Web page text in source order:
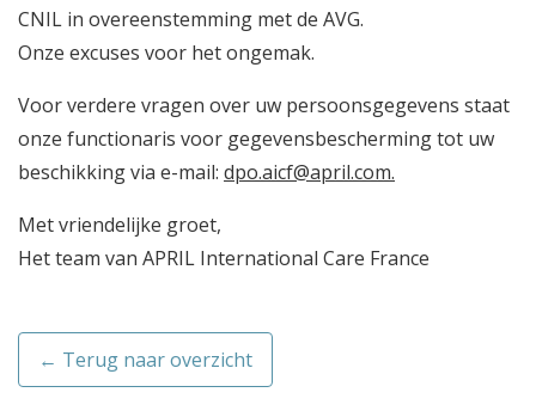
CNIL in overeenstemming met de AVG.
Onze excuses voor het ongemak.
Voor verdere vragen over uw persoonsgegevens staat
onze functionaris voor gegevensbescherming tot uw
beschikking via e-mail: dpo.aicf@april.com.
Met vriendelijke groet,
Het team van APRIL International Care France
← Terug naar overzicht